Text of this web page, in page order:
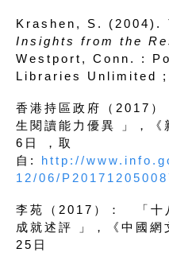
Krashen, S. (2004).
Insights from the
Westport, Conn. :
Libraries Unlimited ;
香港持區政府（2017
生閱讀能力優異 」，
6日 ，取
自: http://
12/06/
李苑（2017）： 「十
成就述評 」，《中國
25日